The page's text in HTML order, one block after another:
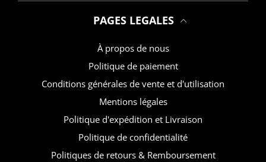
PAGES LEGALES
À propos de nous
Politique de paiement
Conditions générales de vente et d'utilisation
Mentions légales
Politique d'expédition et Livraison
Politique de confidentialité
Politiques de retours & Remboursement